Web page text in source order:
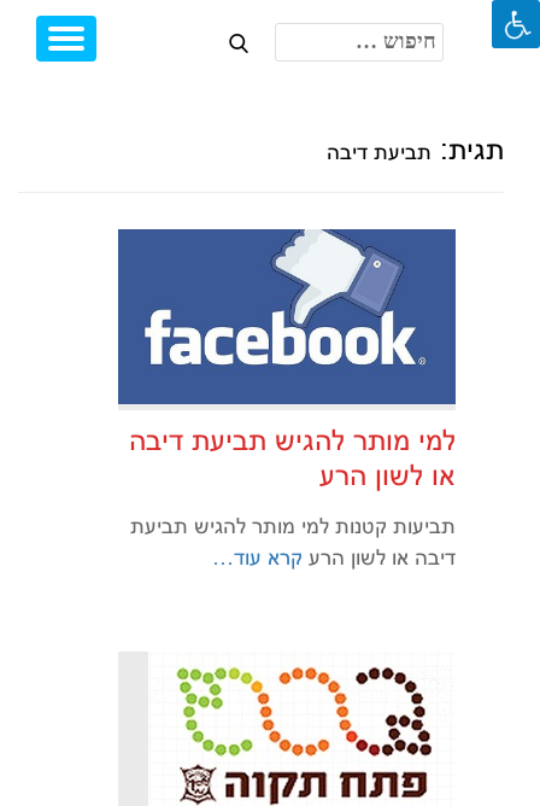
חיפוש:
תגית: תביעת דיבה
למי מותר להגיש תביעת דיבה
או לשון הרע
תביעות קטנות למי מותר להגיש תביעת
דיבה או לשון הרע קרא עוד…